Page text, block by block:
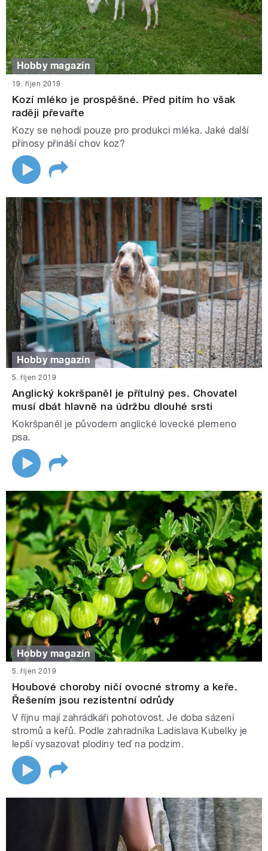
Hobby magazín
19. říjen 2019
Kozí mléko je prospěšné. Před pitím ho však
raději převařte
Kozy se nehodí pouze pro produkci mléka. Jaké další
přínosy přináší chov koz?
Hobby magazín
5. říjen 2019
Anglický kokršpaněl je přítulný pes. Chovatel
musí dbát hlavně na údržbu dlouhé srsti
Kokršpaněl je původem anglické lovecké plemeno
psa.
Hobby magazín
5. říjen 2019
Houbové choroby ničí ovocné stromy a keře.
Řešením jsou rezistentní odrůdy
V říjnu mají zahrádkáři pohotovost. Je doba sázení
stromů a keřů. Podle zahradníka Ladislava Kubelky je
lepší vysazovat plodiny teď na podzim.